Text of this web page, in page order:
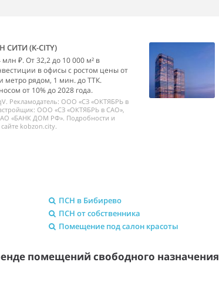
СИТИ (K-CITY)
₽. От 32,2 до 10 000 м² в
в офисы с ростом цены от
метро рядом, 1 мин. до ТТК.
от 10% до 2028 года.
Рекламодатель: ООО «СЗ «ОКТЯБРЬ в
ООО «СЗ «ОКТЯБРЬ в САО»,
«БАНК ДОМ РФ». Подробности и
kobzon.city.
ПСН в Бибирево
ПСН от собственника
Помещение под салон красоты
помещений свободного назначения